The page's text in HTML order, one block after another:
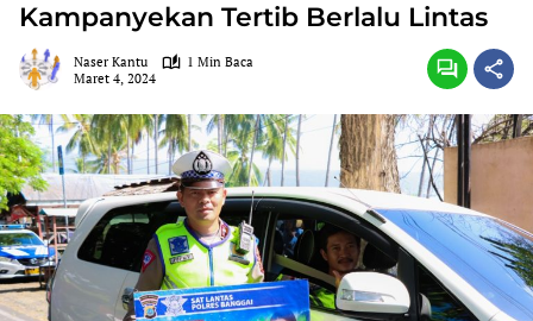
Kampanyekan Tertib Berlalu Lintas
Naser Kantu
1 Min Baca
Maret 4, 2024